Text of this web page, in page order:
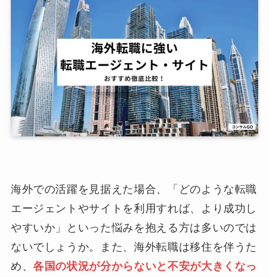
海外での活躍を見据えた場合、「どのような転職
エージェントやサイトを利用すれば、より成功し
やすいか」といった悩みを抱える方は多いのでは
ないでしょうか。また、海外転職は移住を伴うた
め、各国の状況が分からないと不安が大きくなっ